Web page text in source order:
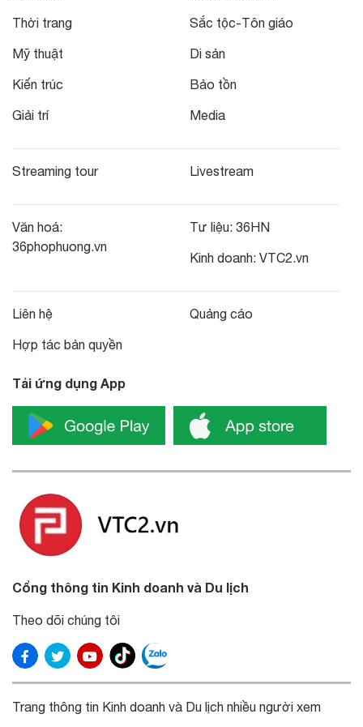
Thời trang
Mỹ thuật
Kiến trúc
Giải trí
Sắc tộc-Tôn giáo
Di sản
Bảo tồn
Media
Streaming tour Livestream
Văn hoá:
36phophuong.vn
Tư liệu: 36HN
Kinh doanh: VTC2.vn
Liên hệ
Hợp tác bản quyền
Quảng cáo
Tải ứng dụng App
Cổng thông tin Kinh doanh và Du lịch
Theo dõi chúng tôi
Trang thông tin Kinh doanh và Du lịch nhiều người xem